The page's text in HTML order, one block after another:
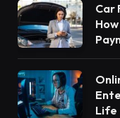
Car
Life